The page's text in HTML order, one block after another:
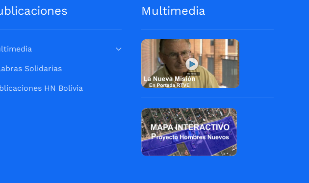
Solidarias
HN Bolivia
Multimedia